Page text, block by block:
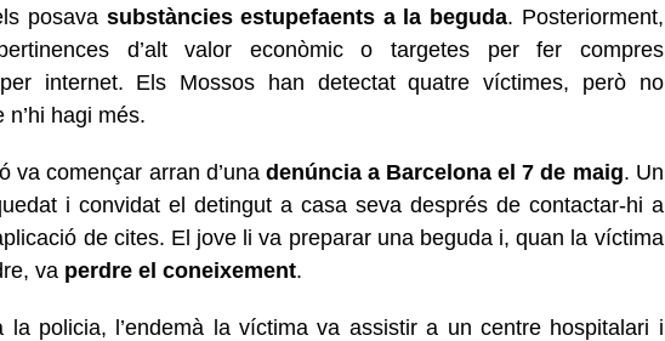
posavasubstàncies estupefaents a la beguda. Posteriorment,
d’alt valor econòmic o targetes per fer compres
internet. Els Mossos han detectat quatre víctimes, però no
hagi més.
va començar arran d’una denúncia a Barcelona el 7 de maig. Un
i convidat el detingut a casa seva després de contactar-hi a
de cites. El jove li va preparar una beguda i, quan la víctima
va perdre el coneixement.
la policia, l’endemà la víctima va assistir a un centre hospitalari i